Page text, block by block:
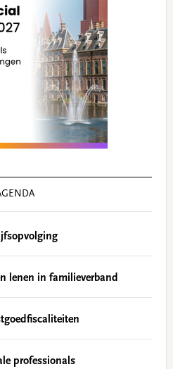
lenen in familieverband
professionals